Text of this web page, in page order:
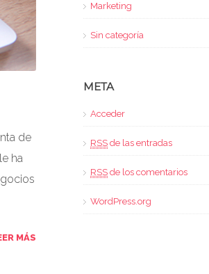
de
ha
MÁS
Marketing
Sin categoría
META
Acceder
RSS de las entradas
RSS de los comentarios
WordPress.org